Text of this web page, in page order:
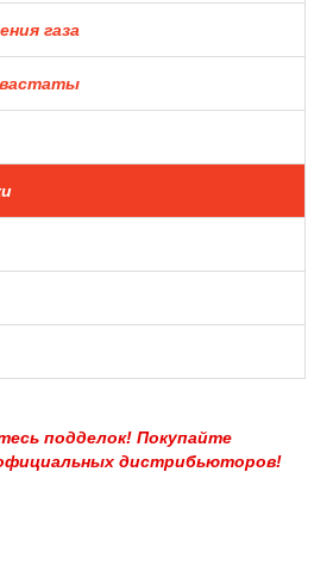
газа
подделок! Покупайте
дистрибьюторов!